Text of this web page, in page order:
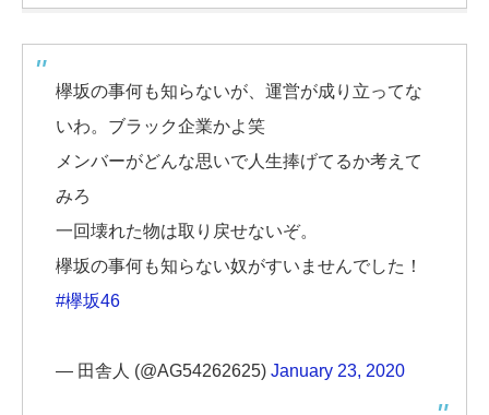
欅坂の事何も知らないが、運営が成り立ってな
いわ。ブラック企業かよ笑
メンバーがどんな思いで人生捧げてるか考えて
みろ
一回壊れた物は取り戻せないぞ。
欅坂の事何も知らない奴がすいませんでした！
#欅坂46
— 田舎人 (@AG54262625) January 23, 2020